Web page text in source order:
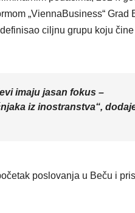
„ViennaBusiness“ Grad
ciljnu grupu koju čine
imaju jasan fokus –
iz inostranstva“,
poslovanja u Beču i